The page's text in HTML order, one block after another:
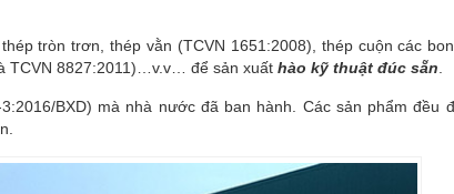
tròn trơn, thép vằn (TCVN 1651:2008), thép cuộn các
TCVN 8827:2011)…v.v… để sản xuất hào kỹ thuật đúc sẵn
BXD) mà nhà nước đã ban hành. Các sản phẩm đều